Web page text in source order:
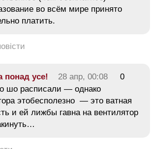
во всём мире принято
платить.
понад усe! 28 апр, 00:08
0
шо расписали — однако
этобесполезно — это ватная
и ей лижбы гавна на вентилятор